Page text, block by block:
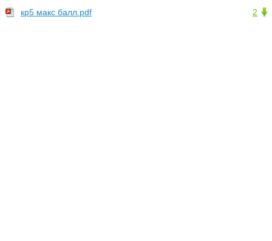
2
кр5 макс балл.pdf